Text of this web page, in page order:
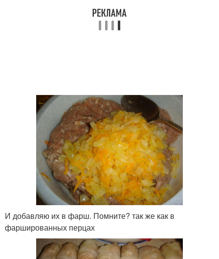
И добавляю их в фарш. Помните? так же как в
фаршированных перцах